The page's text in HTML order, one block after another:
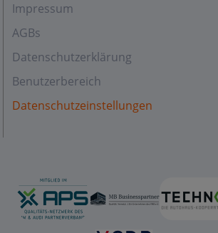
Impressum
AGBs
Datenschutzerklärung
Benutzerbereich
Datenschutzeinstellungen